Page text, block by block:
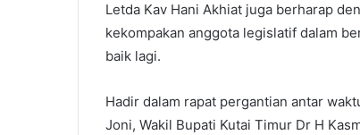
Letda Kav Hani Akhiat juga berharap
kekompakan anggota legislatif dalam
baik lagi.
Hadir dalam rapat pergantian antar
Joni, Wakil Bupati Kutai Timur Dr H